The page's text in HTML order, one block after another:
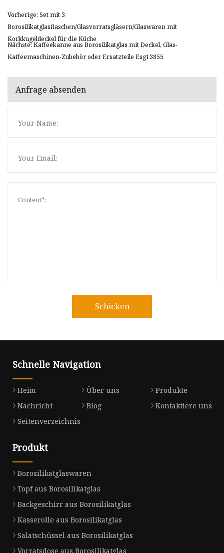
Vorherige: Set mit 3
Borosilikatglasflaschen/Glasvorratsgläsern/Glaswaren mit
Korkkugeldeckel für die Küche
Nächste: Kaffeekanne aus Borosilikatglas mit Deckel, Glas-
Kaffeemaschinen-Zubehör oder Ersatzteile Esg13855
Anfrage absenden
Schicken
Schnelle Navigation
Heim Über uns
Produkte
Nachricht
Blog
Kontaktiere uns
Seitenverzeichnis
Produkt
Borosilikatglaswaren
Topf aus Borosilikatglas
Backgeschirr aus Borosilikatglas
Kasserolle aus Borosilikatglas
Salatschüssel aus Borosilikatglas
Vorratsdose aus Borosilikatglas